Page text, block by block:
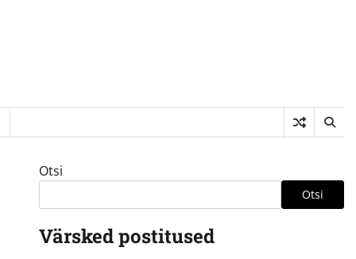
Otsi
Otsi
Värsked postitused